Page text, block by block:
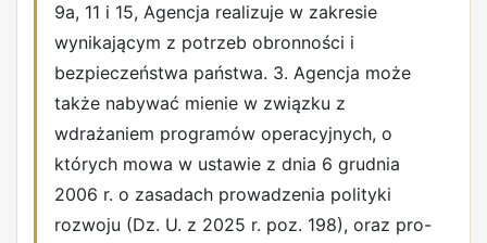
9a, 11 i 15, Agencja realizuje w zakresie
wynikającym z potrzeb obronności i
bezpieczeństwa państwa. 3. Agencja może
także nabywać mienie w związku z
wdrażaniem programów operacyjnych, o
których mowa w ustawie z dnia 6 grudnia
2006 r. o zasadach prowadzenia polityki
rozwoju (Dz. U. z 2025 r. poz. 198), oraz pro-